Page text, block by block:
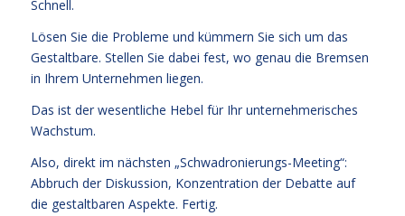
Schnell.
Lösen Sie die Probleme und kümmern Sie sich um das
Gestaltbare. Stellen Sie dabei fest, wo genau die Bremsen
in Ihrem Unternehmen liegen.
Das ist der wesentliche Hebel für Ihr unternehmerisches
Wachstum.
Also, direkt im nächsten „Schwadronierungs-Meeting“:
Abbruch der Diskussion, Konzentration der Debatte auf
die gestaltbaren Aspekte. Fertig.